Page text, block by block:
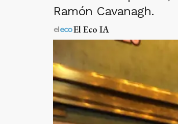
Ramón Cavanagh.
El Eco IA